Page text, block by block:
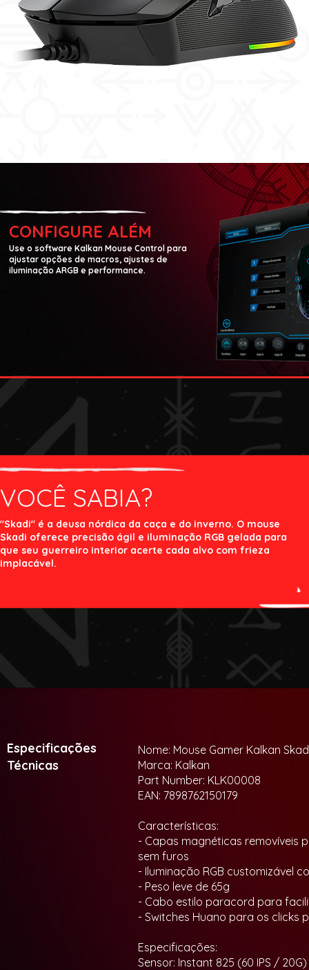
CONFIGURE ALÉM
Use o software Kalkan Mouse Control para
ajustar opções de macros, ajustes de
iluminação ARGB e performance.
VOCÊ SABIA?
"Skadi" é a deusa nórdica da caça e do inverno. O mouse
Skadi oferece precisão ágil e iluminação RGB gelada para
que seu guerreiro interior acerte cada alvo com frieza
implacável.
Especificações
Técnicas
Nome: Mouse Gamer Kalkan
Marca: Kalkan
Part Number: KLK00008
EAN: 7898762150179
Características:
- Capas magnéticas removíveis
sem furos
- Iluminação RGB customizável
- Peso leve de 65g
- Cabo estilo paracord para
- Switches Huano para os clicks
Especificações:
Sensor: Instant 825 (60 IPS / 20G)